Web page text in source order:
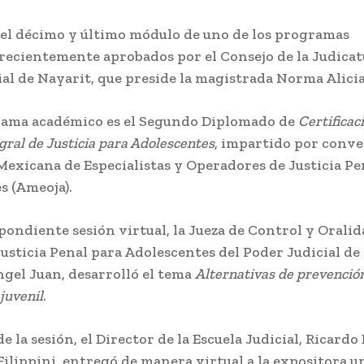
décimo y último módulo de uno de los programas
aprobados por el Consejo de la
de Nayarit, que preside la magistrada Norma
académico es el Segundo Diplomado de
de Justicia para Adolescentes, impartido por
de Especialistas y Operadores de Justicia
(Ameoja).
sesión virtual, la Jueza de Control y
Penal para Adolescentes del Poder Judicial de
Juan, desarrolló el temaAlternativas de
.
la sesión, el Director de la Escuela Judicial, Ricardo